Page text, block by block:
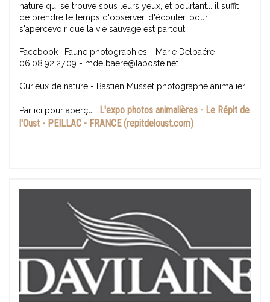
nature qui se trouve sous leurs yeux, et pourtant... il suffit
de prendre le temps d'observer, d'écouter, pour
s'apercevoir que la vie sauvage est partout.
Facebook : Faune photographies - Marie Delbaëre
06.08.92.27.09 - mdelbaere@laposte.net
Curieux de nature - Bastien Musset photographe animalier
Par ici pour aperçu : L'expo photos animalières - Le Répit de
l'Oust - PEILLAC - FRANCE (repitdeloust.com)